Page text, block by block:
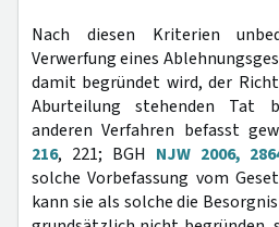
Nach diesen Kriterien
Verwerfung eines
damit begründet wird, der
Aburteilung stehenden Tat
anderen Verfahren befasst
216, 221; BGH NJW 2006,
solche Vorbefassung vom
kann sie als solche die